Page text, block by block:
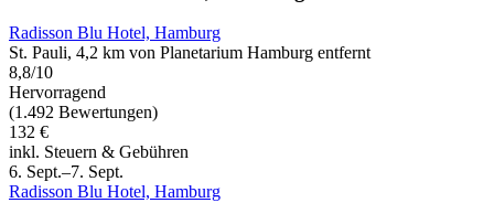
Radisson Blu Hotel, Hamburg
St. Pauli, 4,2 km von Planetarium Hamburg entfernt
8,8/10
Hervorragend
(1.492 Bewertungen)
132 €
inkl. Steuern & Gebühren
6. Sept.–7. Sept.
Radisson Blu Hotel, Hamburg